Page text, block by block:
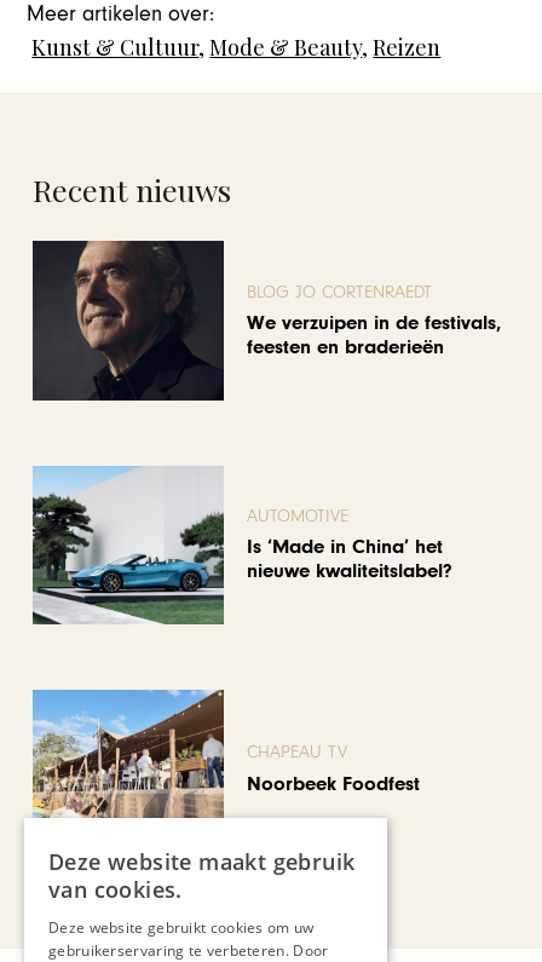
Meer artikelen over:
Kunst & Cultuur,Mode & Beauty,Reizen
Recent nieuws
BLOG JO CORTENRAEDT
We verzuipen in de festivals,
feesten en braderieën
AUTOMOTIVE
Is ‘Made in China’ het
nieuwe kwaliteitslabel?
CHAPEAU TV
Noorbeek Foodfest
Bekijk alle artikelen
Deze website maakt gebruik
van cookies.
Deze website gebruikt cookies om uw
gebruikerservaring te verbeteren. Door